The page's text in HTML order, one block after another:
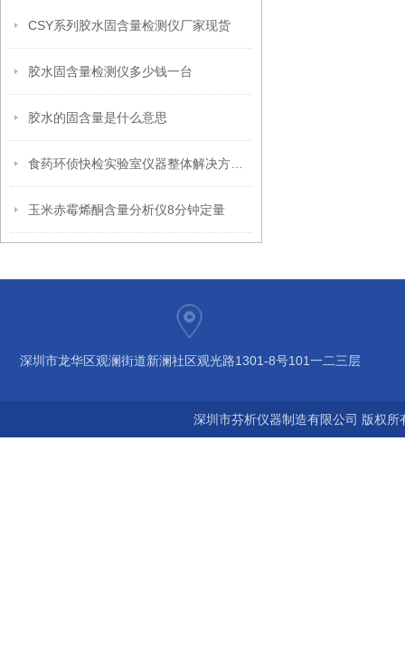
CSY系列胶水固含量检测仪厂家现货
胶水固含量检测仪多少钱一台
胶水的固含量是什么意思
玉米赤霉烯酮含量分析仪8分钟定量
深圳市龙华区观澜街道新澜社区观光路1301-8号101一二三层
深圳市芬析仪器制造有限公司 版权